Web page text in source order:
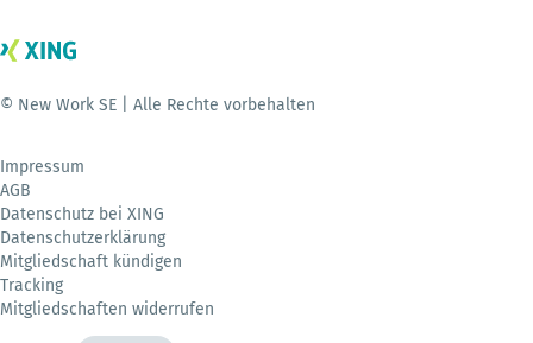
© New Work SE | Alle Rechte vorbehalten
Impressum
AGB
Datenschutz bei XING
Datenschutzerklärung
Mitgliedschaft kündigen
Tracking
Mitgliedschaften widerrufen